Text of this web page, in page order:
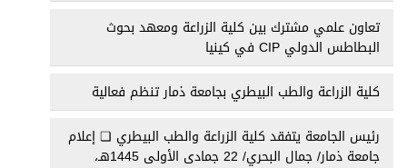
تعاون علمي مشترك بين كلية الزراعة ومعهد بحوث
البطاطس الدولي CIP في كينيا
كلية الزراعة والطب البيطري بجامعة ذمار تنظم فعالية
رئيس الجامعة يتفقد كلية الزراعة والطب البيطري ❏ إعلام
جامعة ذمار/ جمال البحري/ 22 جمادى الأولى 1445هـ،